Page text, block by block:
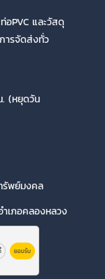
PVC และวัสดุ
ารจัดส่งทั่ว
. (หยุดวัน
รัพย์มงคล
เภอคลองหลวง
ยอมรับ